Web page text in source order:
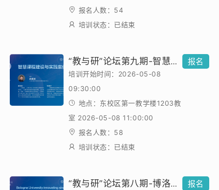
报名人数：54
培训状态：已结束
“教与研”论坛第九期-智慧课程建设与实践案例分享
培训开始时间：2026-05-08
09:30:00
地点：东校区第一教学楼1203教
室 2026-05-08 11:00:00
报名人数：58
培训状态：已结束
报名
“教与研”论坛第八期-博洛尼亚大学 始自1088年的创新之路 报名